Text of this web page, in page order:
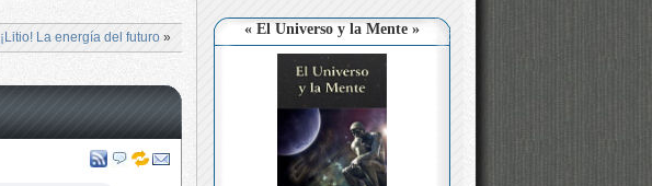
« El Universo y la Mente »
¡Litio! La energía del futuro »